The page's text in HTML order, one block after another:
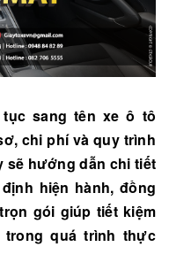
sang tên xe ô tô
chi phí và quy trình
sẽ hướng dẫn chi tiết
hiện hành, đồng
gói giúp tiết kiệm
quá trình thực